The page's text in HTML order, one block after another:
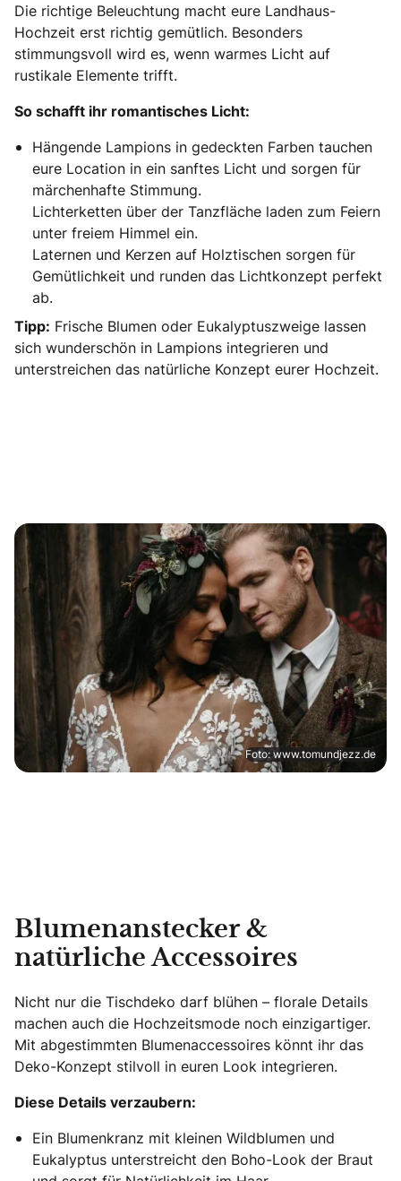
Die richtige Beleuchtung macht eure Landhaus-
Hochzeit erst richtig gemütlich. Besonders
stimmungsvoll wird es, wenn warmes Licht auf
rustikale Elemente trifft.
So schafft ihr romantisches Licht:
Hängende Lampions in gedeckten Farben tauchen
eure Location in ein sanftes Licht und sorgen für
märchenhafte Stimmung.
Lichterketten über der Tanzfläche laden zum Feiern
unter freiem Himmel ein.
Laternen und Kerzen auf Holztischen sorgen für
Gemütlichkeit und runden das Lichtkonzept perfekt
ab.
Tipp: Frische Blumen oder Eukalyptuszweige lassen
sich wunderschön in Lampions integrieren und
unterstreichen das natürliche Konzept eurer Hochzeit.
Foto: www.tomundjezz.de
Blumenanstecker &
natürliche Accessoires
Nicht nur die Tischdeko darf blühen – florale Details
machen auch die Hochzeitsmode noch einzigartiger.
Mit abgestimmten Blumenaccessoires könnt ihr das
Deko-Konzept stilvoll in euren Look integrieren.
Diese Details verzaubern:
Ein Blumenkranz mit kleinen Wildblumen und
Eukalyptus unterstreicht den Boho-Look der Braut